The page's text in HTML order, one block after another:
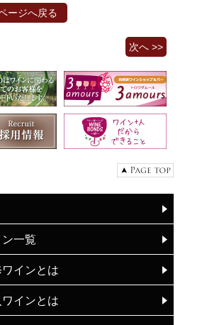
ージへ戻る
次へ >>
一覧
インとは
インとは